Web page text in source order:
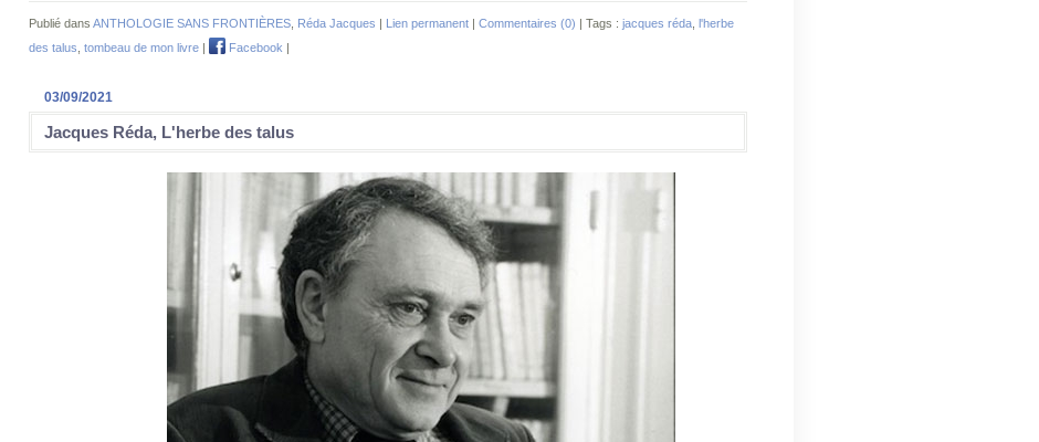
Publié dans ANTHOLOGIE SANS FRONTIÈRES Réda Jacques | Lien permanent | Commentaires (0) | Tags : jacques réda l'herbe
des talus tombeau de mon livre | Facebook |
03/09/2021
Jacques Réda, L'herbe des talus